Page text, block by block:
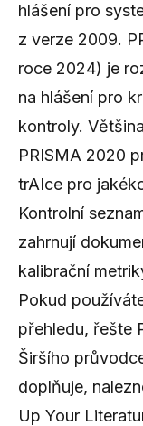
hlášení pro
z verze 2009.
roce 2024) je
na hlášení pro
kontroly.
PRISMA 2020
trAIce pro
Kontrolní
zahrnují
kalibrační
Pokud
přehledu, řešte
Širšího
doplňuje,
Up Your